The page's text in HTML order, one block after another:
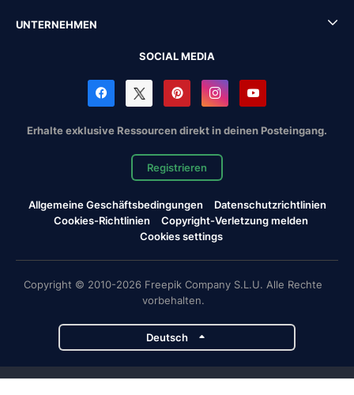
UNTERNEHMEN
SOCIAL MEDIA
Erhalte exklusive Ressourcen direkt in deinen Posteingang.
Registrieren
Allgemeine Geschäftsbedingungen
Datenschutzrichtlinien
Cookies-Richtlinien
Copyright-Verletzung melden
Cookies settings
Copyright © 2010-2026 Freepik Company S.L.U. Alle Rechte
vorbehalten.
Deutsch